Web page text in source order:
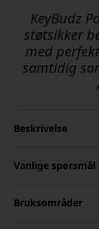
KeyBudz
støtsikker
med
samtidig
Beskrivelse
Vanlige spørsmål
Bruksområder